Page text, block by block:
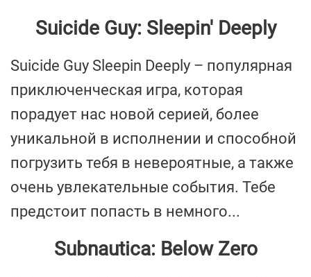
Suicide Guy: Sleepin' Deeply
Suicide Guy Sleepin Deeply – популярная
приключенческая игра, которая
порадует нас новой серией, более
уникальной в исполнении и способной
погрузить тебя в невероятные, а также
очень увлекательные события. Тебе
предстоит попасть в немного...
Subnautica: Below Zero